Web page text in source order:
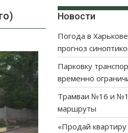
Новости
Погода в
прогноз
Парковку
временно
Трамваи №16 и
маршруты
«Продай